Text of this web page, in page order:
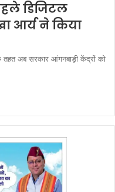
डिजिटल
आर्य ने किया
अब सरकार आंगनबाड़ी केंद्रों को